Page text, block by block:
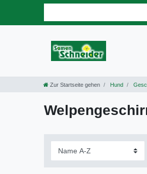
Zur Startseite gehen Hund